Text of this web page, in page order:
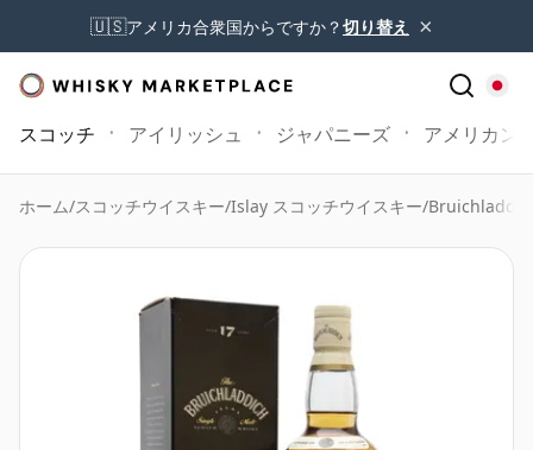
🇺🇸アメリカ合衆国からですか？切り替え ×
スコッチ アイリッシュ ジャパニーズ アメリカン
ホーム/スコッチウイスキー/Islay スコッチウイスキー/